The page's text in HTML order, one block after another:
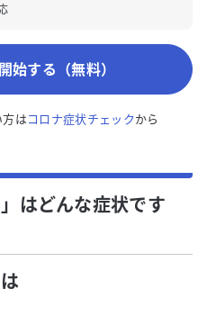
始する（無料）
方はコロナ症状チェックから
はどんな症状です